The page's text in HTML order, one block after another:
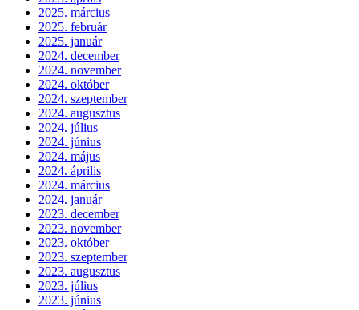
2025. március
2025. február
2025. január
2024. december
2024. november
2024. október
2024. szeptember
2024. augusztus
2024. július
2024. június
2024. május
2024. április
2024. március
2024. január
2023. december
2023. november
2023. október
2023. szeptember
2023. augusztus
2023. július
2023. június